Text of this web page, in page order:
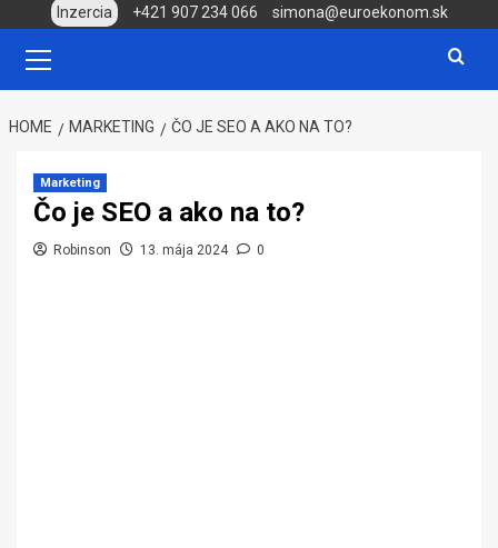
content
Inzercia +421 907 234 066
simona@euroekonom.sk
Menu
HOME MARKETING ČO JE SEO A AKO NA TO?
Marketing
Čo je SEO a ako na to?
Robinson 13. mája 2024 0